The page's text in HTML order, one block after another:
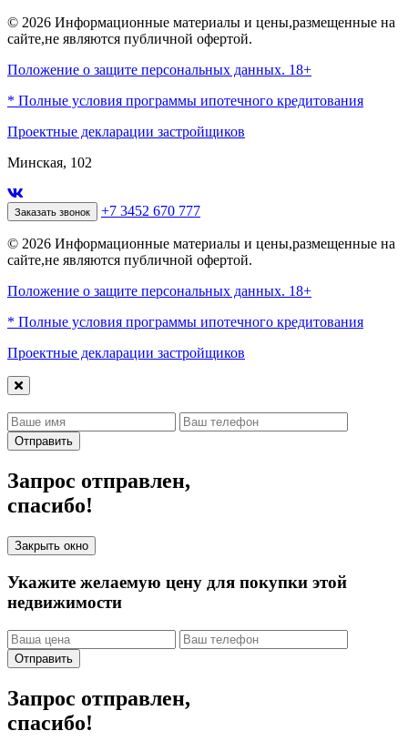
© 2026 Информационные материалы и цены,размещенные на
сайте,не являются публичной офертой.
Положение о защите персональных данных. 18+
* Полные условия программы ипотечного кредитования
Проектные декларации застройщиков
Минская, 102
Заказать звонок +7 3452 670 777
© 2026 Информационные материалы и цены,размещенные на
сайте,не являются публичной офертой.
Положение о защите персональных данных. 18+
* Полные условия программы ипотечного кредитования
Проектные декларации застройщиков
Отправить
Запрос отправлен,
спасибо!
Закрыть окно
Укажите желаемую цену для покупки этой
недвижимости
Отправить
Запрос отправлен,
спасибо!